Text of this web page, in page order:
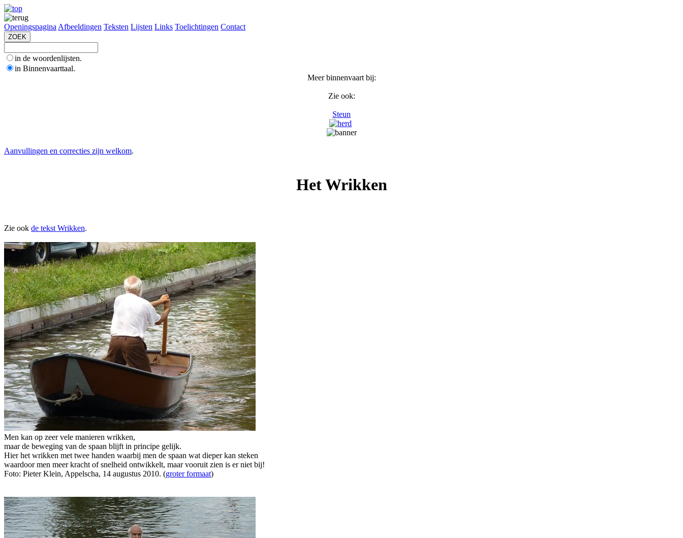
Openingspagina Afbeeldingen Teksten Lijsten Links Toelichtingen Contact
in de woordenlijsten.
in Binnenvaarttaal.
Meer binnenvaart bij:
Zie ook:
Steun
Aanvullingen en correcties zijn welkom.
Het Wrikken
Zie ook de tekst Wrikken.
Men kan op zeer vele manieren wrikken,
maar de beweging van de spaan blijft in principe gelijk.
Hier het wrikken met twee handen waarbij men de spaan wat dieper kan steken
waardoor men meer kracht of snelheid ontwikkelt, maar vooruit zien is er niet bij!
Foto: Pieter Klein, Appelscha, 14 augustus 2010. (groter formaat)